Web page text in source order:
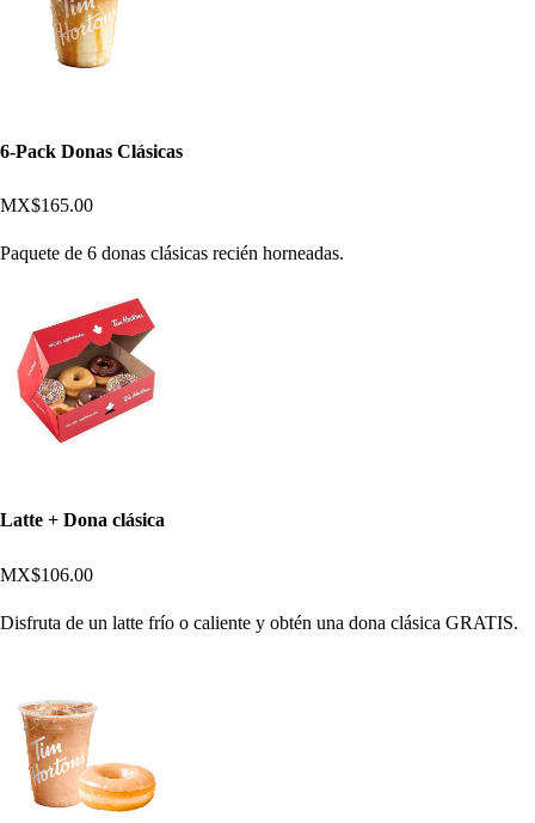
6-Pack Donas Clásicas
MX$165.00
Paquete de 6 donas clásicas recién horneadas.
Latte + Dona clásica
MX$106.00
Disfruta de un latte frío o caliente y obtén una dona clásica GRATIS.